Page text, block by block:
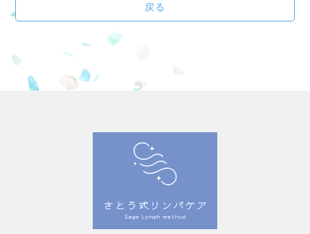
戻る